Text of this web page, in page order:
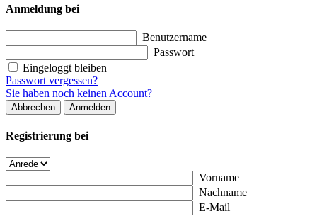
Anmeldung bei
Benutzername
Passwort
Eingeloggt bleiben
Passwort vergessen?
Sie haben noch keinen Account?
Abbrechen Anmelden
Registrierung bei
Vorname
Nachname
E-Mail